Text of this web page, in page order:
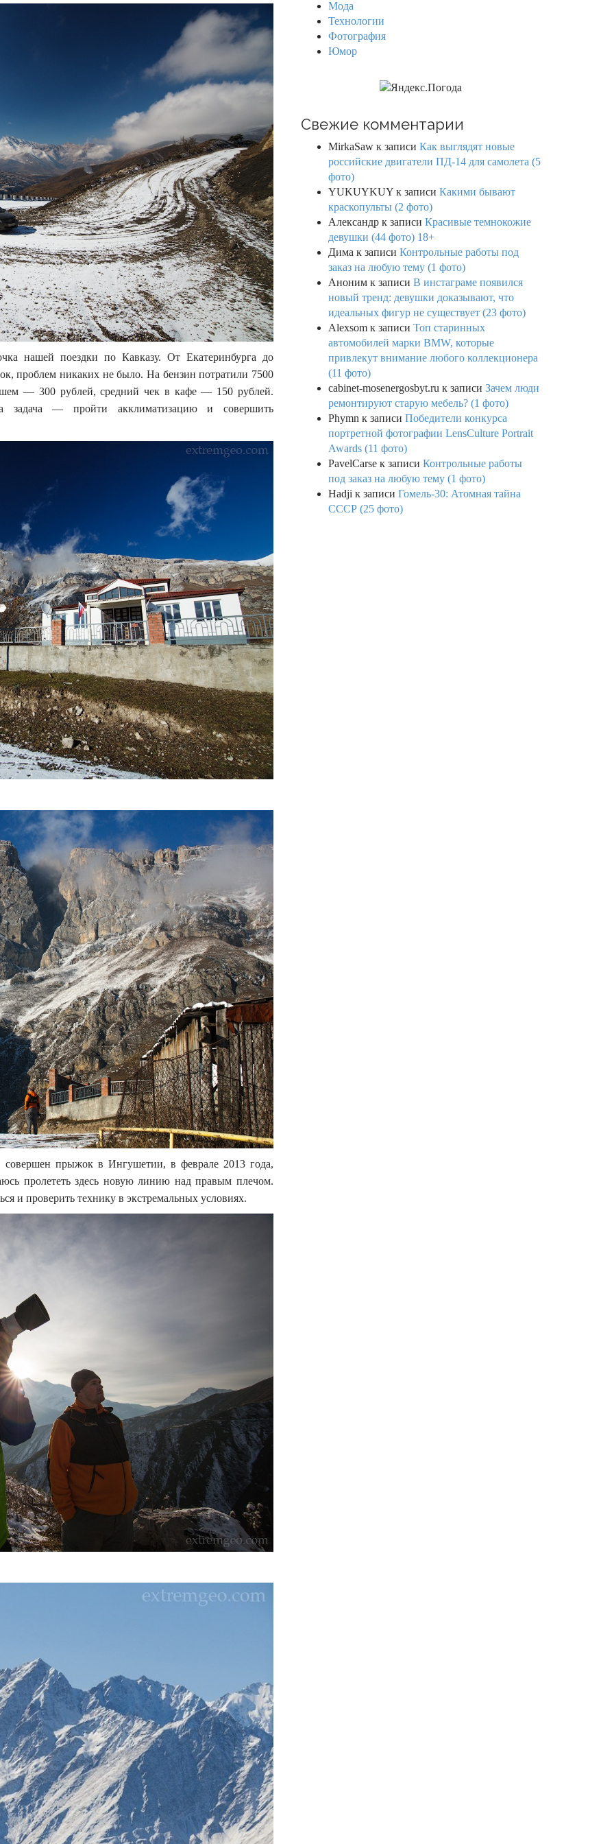
нашей поездки по Кавказу. От Екатеринбурга до
проблем никаких не было. На бензин потратили 7500
— 300 рублей, средний чек в кафе — 150 рублей.
задача — пройти акклиматизацию и совершить
прыжок в Ингушетии, в феврале 2013 года,
пролететь здесь новую линию над правым плечом.
и проверить технику в экстремальных условиях.
Мода
Технологии
Фотография
Юмор
Свежие комментарии
MirkaSaw к записи Как выглядят новые
российские двигатели ПД-14 для самолета (5
фото)
YUKUYKUY к записи Какими бывают
краскопульты (2 фото)
Александр к записи Красивые темнокожие
девушки (44 фото) 18+
Дима к записи Контрольные работы под
заказ на любую тему (1 фото)
Аноним к записи В инстаграме появился
новый тренд: девушки доказывают, что
идеальных фигур не существует (23 фото)
Alexsom к записи Топ старинных
автомобилей марки BMW, которые
привлекут внимание любого коллекционера
(11 фото)
cabinet-mosenergosbyt.ru к записи Зачем люди
ремонтируют старую мебель? (1 фото)
Phymn к записи Победители конкурса
портретной фотографии LensCulture Portrait
Awards (11 фото)
PavelCarse к записи Контрольные работы
под заказ на любую тему (1 фото)
Hadji к записи Гомель-30: Атомная тайна
СССР (25 фото)